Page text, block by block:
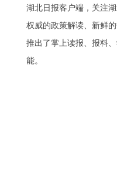
湖北日报客户端，关注
权威的政策解读、新鲜
推出了掌上读报、报料
能。